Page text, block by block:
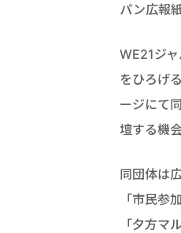
パン広報
WE21ジ
をひろげ
ージにて
壇する機
同団体は
「市民
「夕方マ